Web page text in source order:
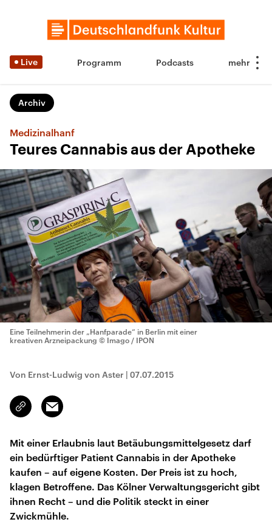
Live Programm Podcasts
Archiv
Medizinalhanf
Teures Cannabis aus der Apotheke
Eine Teilnehmerin der „Hanfparade“ in Berlin mit einer
kreativen Arzneipackung © Imago / IPON
Von Ernst-Ludwig von Aster | 07.07.2015
Link
kopieren/teilen
Email
Mit einer Erlaubnis laut Betäubungsmittelgesetz darf
ein bedürftiger Patient Cannabis in der Apotheke
kaufen – auf eigene Kosten. Der Preis ist zu hoch,
klagen Betroffene. Das Kölner Verwaltungsgericht gibt
ihnen Recht – und die Politik steckt in einer
Zwickmühle.